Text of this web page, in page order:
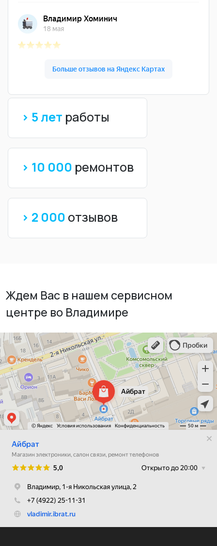
> 5 лет работы
> 10 000 ремонтов
> 2 000 отзывов
Ждем Вас в нашем сервисном
центре во Владимире